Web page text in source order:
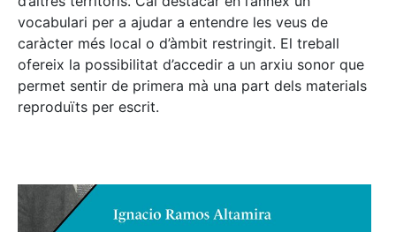
vocabulari per a ajudar a entendre les veus de
caràcter més local o d’àmbit restringit. El treball
ofereix la possibilitat d’accedir a un arxiu sonor que
permet sentir de primera mà una part dels materials
reproduïts per escrit.